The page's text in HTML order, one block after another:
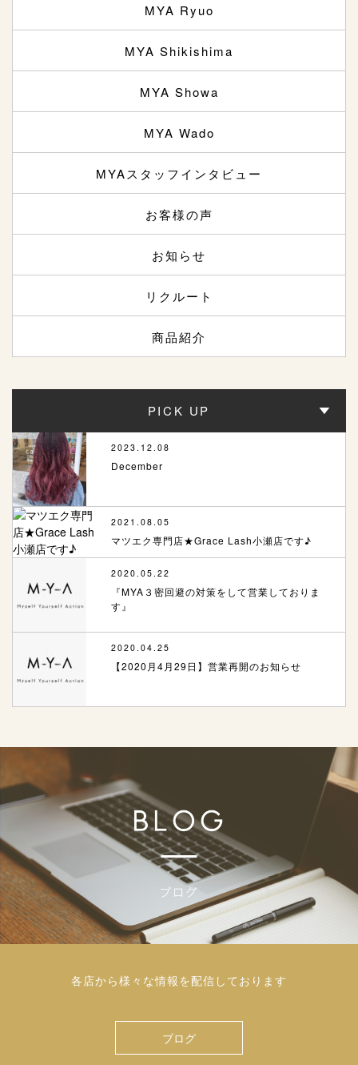
MYA Ryuo
MYA Shikishima
MYA Showa
MYA Wado
MYAスタッフインタビュー
お客様の声
お知らせ
リクルート
商品紹介
PICK UP
2023.12.08
December
2021.08.05
マツエク専門店★Grace Lash小瀬店です♪
2020.05.22
『MYA３密回避の対策をして営業しておりま
す』
2020.04.25
【2020月4月29日】営業再開のお知らせ
各店から様々な情報を配信しております
ブログ